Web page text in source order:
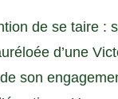
de se taire :
d’une
son